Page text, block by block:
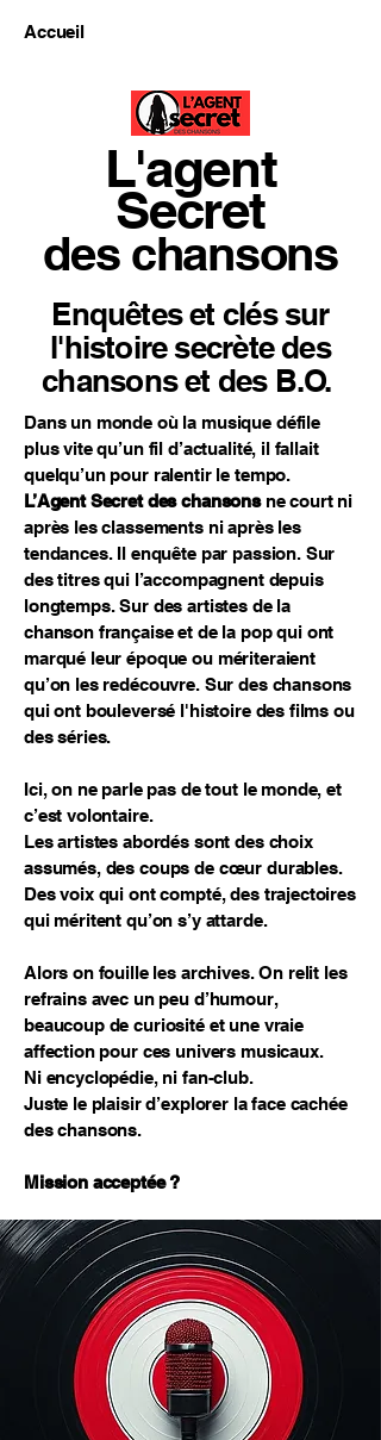
Accueil
L'agent
Secret
des chansons
Enquêtes et clés sur
l'histoire secrète des
chansons et des B.O.
Dans un monde où la musique défile
plus vite qu’un fil d’actualité, il fallait
quelqu’un pour ralentir le tempo.
L’Agent Secret des chansonsne court ni
après les classements ni après les
tendances. Il enquête par passion. Sur
des titres qui l’accompagnent depuis
longtemps. Sur des artistes de la
chanson française et de la pop qui ont
marqué leur époque ou mériteraient
qu’on les redécouvre. Sur des chansons
qui ont bouleversé l'histoire des films ou
des séries.
Ici, on ne parle pas de tout le monde, et
c’est volontaire.
Les artistes abordés sont des choix
assumés, des coups de cœur durables.
Des voix qui ont compté, des trajectoires
qui méritent qu’on s’y attarde.
Alors on fouille les archives. On relit les
refrains avec un peu d’humour,
beaucoup de curiosité et une vraie
affection pour ces univers musicaux.
Ni encyclopédie, ni fan-club.
Juste le plaisir d’explorer la face cachée
des chansons.
Mission acceptée ?